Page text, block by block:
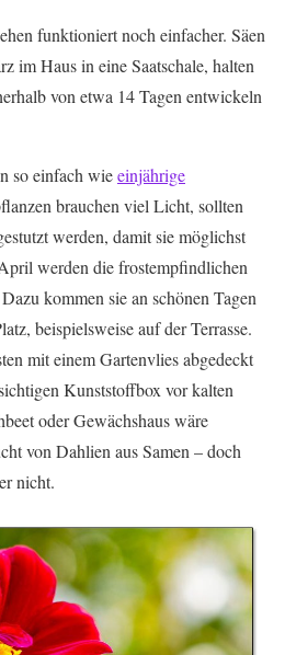
funktioniert noch einfacher. Säen
im Haus in eine Saatschale, halten
von etwa 14 Tagen entwickeln
so einfach wieeinjährige
brauchen viel Licht, sollten
werden, damit sie möglichst
werden die frostempfindlichen
kommen sie an schönen Tagen
beispielsweise auf der Terrasse.
mit einem Gartenvlies abgedeckt
Kunststoffbox vor kalten
oder Gewächshaus wäre
von Dahlien aus Samen – doch
nicht.